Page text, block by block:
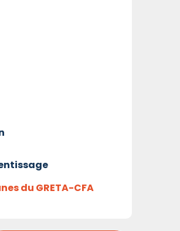
du GRETA-CFA